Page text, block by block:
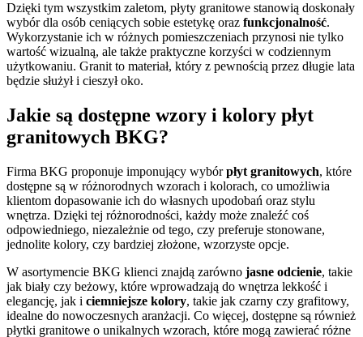
Dzięki tym wszystkim zaletom, płyty granitowe stanowią doskonały
wybór dla osób ceniących sobie estetykę oraz funkcjonalność.
Wykorzystanie ich w różnych pomieszczeniach przynosi nie tylko
wartość wizualną, ale także praktyczne korzyści w codziennym
użytkowaniu. Granit to materiał, który z pewnością przez długie lata
będzie służył i cieszył oko.
Jakie są dostępne wzory i kolory płyt
granitowych BKG?
Firma BKG proponuje imponujący wybórpłyt granitowych, które
dostępne są w różnorodnych wzorach i kolorach, co umożliwia
klientom dopasowanie ich do własnych upodobań oraz stylu
wnętrza. Dzięki tej różnorodności, każdy może znaleźć coś
odpowiedniego, niezależnie od tego, czy preferuje stonowane,
jednolite kolory, czy bardziej złożone, wzorzyste opcje.
W asortymencie BKG klienci znajdą zarówno jasne odcienie, takie
jak biały czy beżowy, które wprowadzają do wnętrza lekkość i
elegancję, jak i ciemniejsze kolory, takie jak czarny czy grafitowy,
idealne do nowoczesnych aranżacji. Co więcej, dostępne są również
płytki granitowe o unikalnych wzorach, które mogą zawierać różne